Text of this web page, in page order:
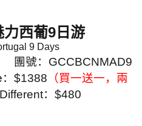
力西葡9 日游
9 Days
團號： GCCBCNMAD9
： $1388 （買一送一，兩
： $480